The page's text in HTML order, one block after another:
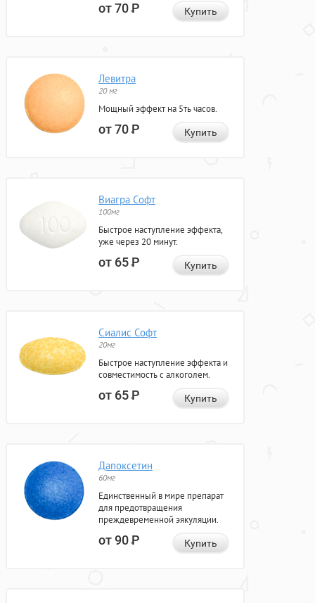
от 70Р Купить
Левитра
20 мг
Мощный эффект на 5ть часов.
от 70Р Купить
Виагра Софт
100мг
Быстрое наступление эффекта,
уже через 20 минут.
от 65Р Купить
Сиалис Софт
20мг
Быстрое наступление эффекта и
совместимость с алкоголем.
от 65Р Купить
Дапоксетин
60мг
Единственный в мире препарат
для предотвращения
преждевременной эякуляции.
от 90Р Купить